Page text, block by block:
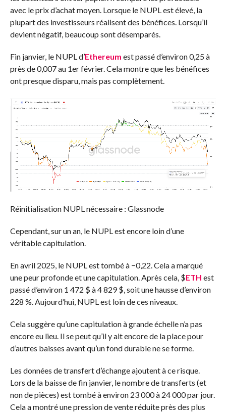
avec le prix d’achat moyen. Lorsque le NUPL est élevé, la
plupart des investisseurs réalisent des bénéfices. Lorsqu’il
devient négatif, beaucoup sont désemparés.
Fin janvier, le NUPL d’Ethereum est passé d’environ 0,25 à
près de 0,007 au 1er février. Cela montre que les bénéfices
ont presque disparu, mais pas complètement.
Réinitialisation NUPL nécessaire : Glassnode
Cependant, sur un an, le NUPL est encore loin d’une
véritable capitulation.
En avril 2025, le NUPL est tombé à −0,22. Cela a marqué
une peur profonde et une capitulation. Après cela, $ETH est
passé d’environ 1 472 $ à 4 829 $, soit une hausse d’environ
228 %. Aujourd’hui, NUPL est loin de ces niveaux.
Cela suggère qu’une capitulation à grande échelle n’a pas
encore eu lieu. Il se peut qu’il y ait encore de la place pour
d’autres baisses avant qu’un fond durable ne se forme.
Les données de transfert d’échange ajoutent à ce risque.
Lors de la baisse de fin janvier, le nombre de transferts (et
non de pièces) est tombé à environ 23 000 à 24 000 par jour.
Cela a montré une pression de vente réduite près des plus